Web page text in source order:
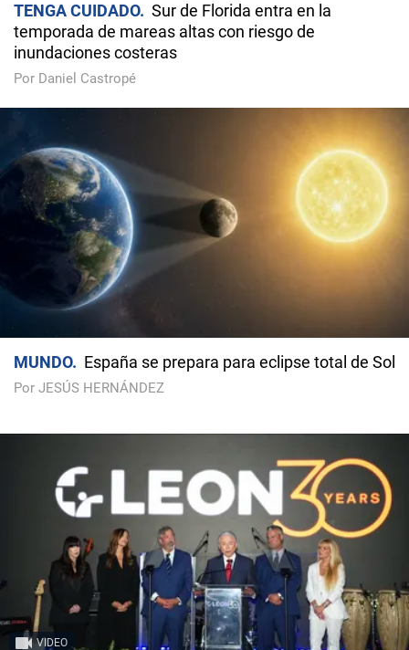
TENGA CUIDADO
Sur de Florida entra en la
temporada de mareas altas con riesgo de
inundaciones costeras
Por Daniel Castropé
MUNDO España se prepara para eclipse total de Sol
Por JESÚS HERNÁNDEZ
VIDEO